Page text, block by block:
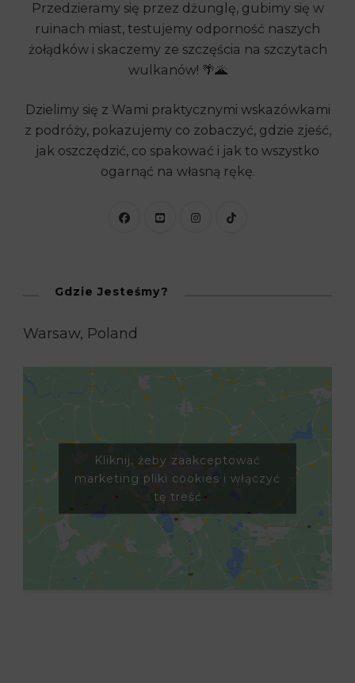
Przedzieramy się przez dżunglę, gubimy się w
ruinach miast, testujemy odporność naszych
żołądków i skaczemy ze szczęścia na szczytach
wulkanów! 🌴🌋
Dzielimy się z Wami praktycznymi wskazówkami
z podróży, pokazujemy co zobaczyć, gdzie zjeść,
jak oszczędzić, co spakować i jak to wszystko
ogarnąć na własną rękę.
Gdzie Jesteśmy?
Warsaw, Poland
Kliknij, żeby zaakceptować
marketing pliki cookies i włączyć
tę treść